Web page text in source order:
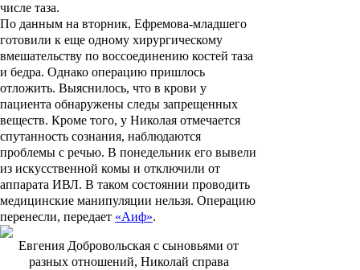
числе таза.
По данным на вторник, Ефремова-младшего
готовили к еще одному хирургическому
вмешательству по воссоединению костей таза
и бедра. Однако операцию пришлось
отложить. Выяснилось, что в крови у
пациента обнаружены следы запрещенных
веществ. Кроме того, у Николая отмечается
спутанность сознания, наблюдаются
проблемы с речью. В понедельник его вывели
из искусственной комы и отключили от
аппарата ИВЛ. В таком состоянии проводить
медицинские манипуляции нельзя. Операцию
перенесли, передает «Аиф».
Евгения Добровольская с сыновьями от
разных отношений, Николай справа